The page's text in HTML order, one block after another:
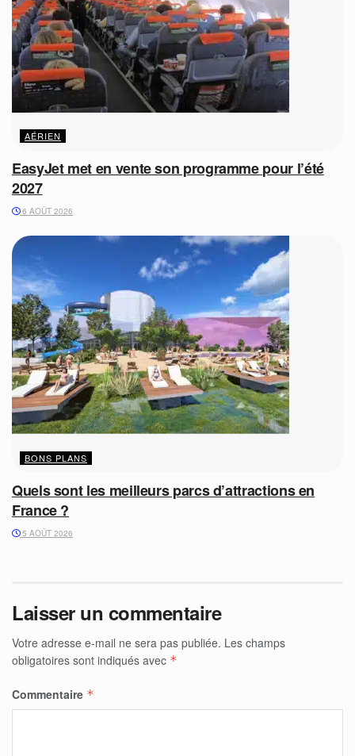
AÉRIEN
EasyJet met en vente son programme pour l’été
2027
6 AOÛT 2026
BONS PLANS
Quels sont les meilleurs parcs d’attractions en
France ?
5 AOÛT 2026
Laisser un commentaire
Votre adresse e-mail ne sera pas publiée. Les champs
obligatoires sont indiqués avec *
Commentaire *